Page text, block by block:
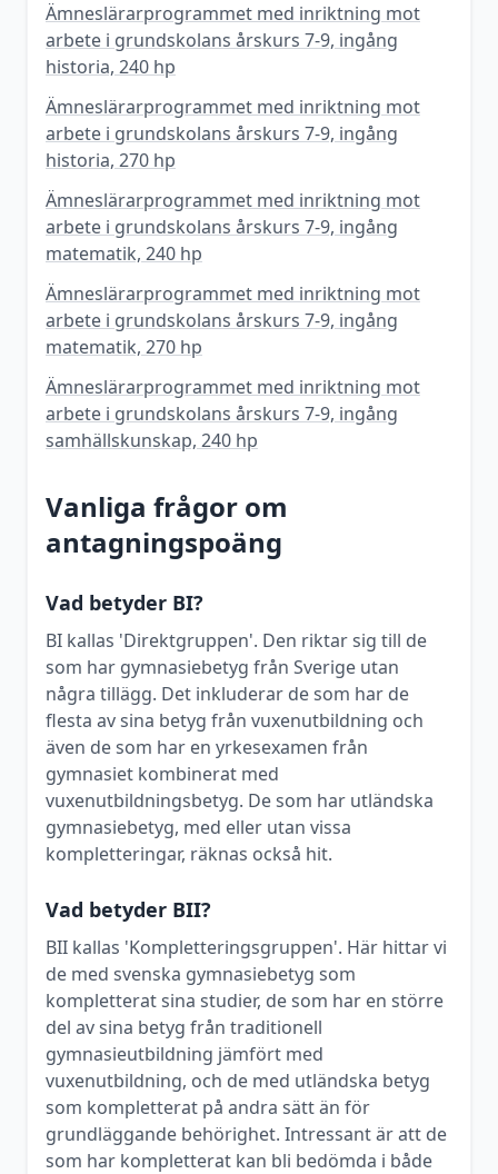
Ämneslärarprogrammet med inriktning mot
arbete i grundskolans årskurs 7-9, ingång
historia, 240 hp
Ämneslärarprogrammet med inriktning mot
arbete i grundskolans årskurs 7-9, ingång
historia, 270 hp
Ämneslärarprogrammet med inriktning mot
arbete i grundskolans årskurs 7-9, ingång
matematik, 240 hp
Ämneslärarprogrammet med inriktning mot
arbete i grundskolans årskurs 7-9, ingång
matematik, 270 hp
Ämneslärarprogrammet med inriktning mot
arbete i grundskolans årskurs 7-9, ingång
samhällskunskap, 240 hp
Vanliga frågor om
antagningspoäng
Vad betyder BI?
BI kallas 'Direktgruppen'. Den riktar sig till de
som har gymnasiebetyg från Sverige utan
några tillägg. Det inkluderar de som har de
flesta av sina betyg från vuxenutbildning och
även de som har en yrkesexamen från
gymnasiet kombinerat med
vuxenutbildningsbetyg. De som har utländska
gymnasiebetyg, med eller utan vissa
kompletteringar, räknas också hit.
Vad betyder BII?
BII kallas 'Kompletteringsgruppen'. Här hittar vi
de med svenska gymnasiebetyg som
kompletterat sina studier, de som har en större
del av sina betyg från traditionell
gymnasieutbildning jämfört med
vuxenutbildning, och de med utländska betyg
som kompletterat på andra sätt än för
grundläggande behörighet. Intressant är att de
som har kompletterat kan bli bedömda i både